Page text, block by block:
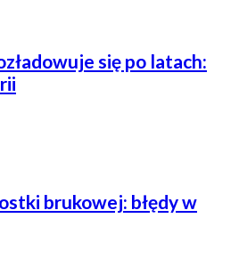
się po latach:
brukowej: błędy w